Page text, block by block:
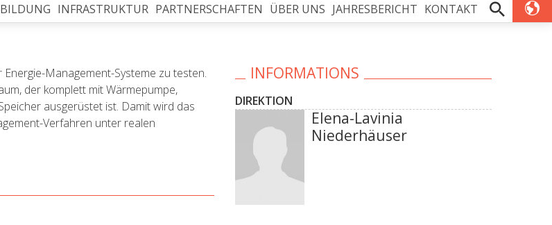
INFRASTRUKTUR PARTNERSCHAFTEN ÜBER UNS JAHRESBERICHT KONTAKT
Management-Systeme zu testen.
der komplett mit Wärmepumpe,
ausgerüstet ist. Damit wird das
Verfahren unter realen
INFORMATIONS
DIREKTION
Elena-Lavinia
Niederhäuser